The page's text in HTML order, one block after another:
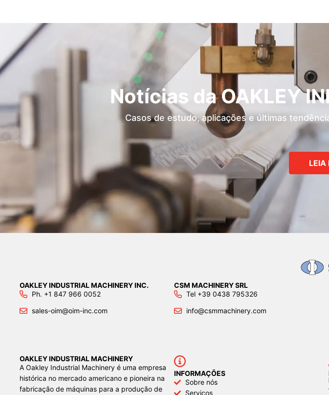
Notícias da OAKLEY
Casos de estudo, aplicações e últimas
LEIA
OAKLEY INDUSTRIAL MACHINERY INC.
Ph. +1 847 966 0052
sales-oim@oim-inc.com
CSM MACHINERY SRL
Tel +39 0438 795326
info@csmmachinery.com
OAKLEY INDUSTRIAL MACHINERY
A Oakley Industrial Machinery é uma empresa
histórica no mercado americano e pioneira na
fabricação de máquinas para a produção de
INFORMAÇÕES
Sobre nós
Serviços